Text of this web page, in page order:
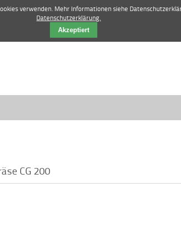
52 | vertrieb@manske-
CG 200
verwenden. Mehr Informationen siehe
Datenschutzerklärung.
Akzeptiert